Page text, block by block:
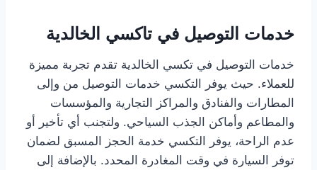
خدمات التوصيل في تاكسي الخالدية
خدمات التوصيل في تكسي الخالدية تقدم تجربة مميزة
للعملاء. حيث يوفر التكسي خدمات التوصيل من وإلى
المطارات والفنادق والمراكز التجارية والمؤسسات
والمطاعم وأماكن الجذب السياحي. ولتجنب أي تأخير أو
عدم الراحة، يوفر التكسي خدمة الحجز المسبق لضمان
توفر السيارة في وقت المغادرة المحدد. بالإضافة إلى